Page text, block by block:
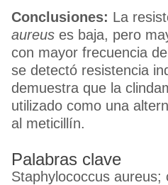
Conclusiones: La
aureus es baja, pero
con mayor frecuencia
se detectó resistencia
demuestra que la
utilizado como una
al meticillín.
Palabras clave
Staphylococcus aureus;